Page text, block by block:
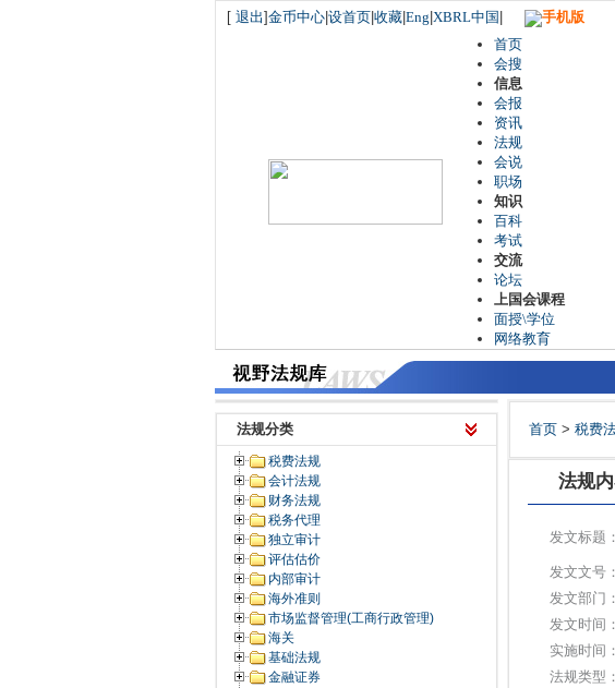
[ 退出]金币中心 设首页 收藏 Eng XBRL中国
手机版
首页
会搜
信息
会报
资讯
法规
会说
职场
知识
百科
考试
交流
论坛
上国会课程
面授\学位
网络教育
法规分类
税费法规
会计法规
财务法规
税务代理
独立审计
评估估价
内部审计
海外准则
市场监督管理(工商行政管理)
海关
基础法规
金融证券
首页 > 税费
法规
发文标题：
发文文号：
发文部门：
发文时间：
实施时间：
法规类型：